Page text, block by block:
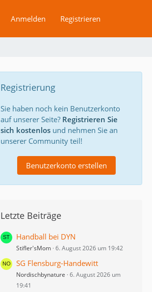
Anmelden Registrieren
Registrierung
Sie haben noch kein Benutzerkonto
auf unserer Seite? Registrieren Sie
sich kostenlos und nehmen Sie an
unserer Community teil!
Benutzerkonto erstellen
Letzte Beiträge
Handball bei DYN
Stifler'sMom 6. August 2026 um 19:42
SG Flensburg-Handewitt
Nordischbynature 6. August 2026 um
19:41